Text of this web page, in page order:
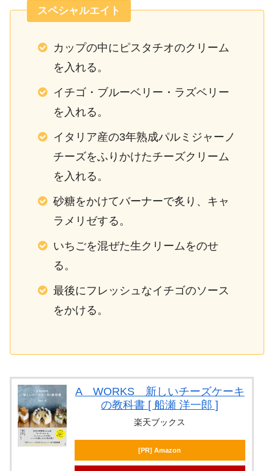
スペシャルエイト
カップの中にピスタチオのクリーム
を入れる。
イチゴ・ブルーベリー・ラズベリー
を入れる。
イタリア産の3年熟成パルミジャーノ
チーズをふりかけたチーズクリーム
を入れる。
砂糖をかけてバーナーで炙り、キャ
ラメリゼする。
いちごを混ぜた生クリームをのせ
る。
最後にフレッシュなイチゴのソース
をかける。
A WORKS 新しいチーズケーキ
の教科書 [ 船瀬 洋一郎 ]
楽天ブックス
[PR] Amazon